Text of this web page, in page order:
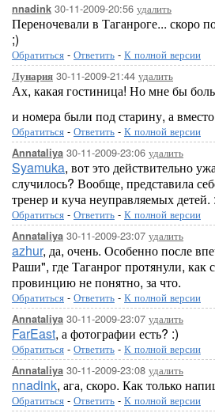
nnadink 30-11-2009-20:56 удалить
Переночевали в Таганроге... скоро
;)
Обратиться - Ответить - К полной версии
Лунария 30-11-2009-21:44 удалить
Ах, какая гостиница! Но мне бы
и номера были под старину, а
Обратиться - Ответить - К полной версии
Annataliya 30-11-2009-23:06 удалить
Syamuka, вот это действительно
случилось? Вообще, представила
тренер и куча неуправляемых детей.
Обратиться - Ответить - К полной версии
Annataliya 30-11-2009-23:07 удалить
azhur, да, очень. Особенно после
Раши", где Таганрог протянули, как
провинцию не понятно, за что.
Обратиться - Ответить - К полной версии
Annataliya 30-11-2009-23:07 удалить
FarEast, а фотографии есть? :)
Обратиться - Ответить - К полной версии
Annataliya 30-11-2009-23:08 удалить
nnadink, ага, скоро. Как только
Обратиться - Ответить - К полной версии